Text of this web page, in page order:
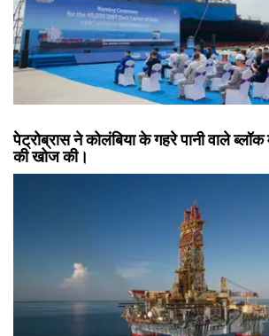
पेट्रोब्रास ने कोलंबिया के गहरे पानी वाले
की खोज की।